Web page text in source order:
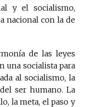
y el socialismo,
nacional con la de
de las leyes
una socialista para
al socialismo, la
ser humano. La
la meta, el paso y